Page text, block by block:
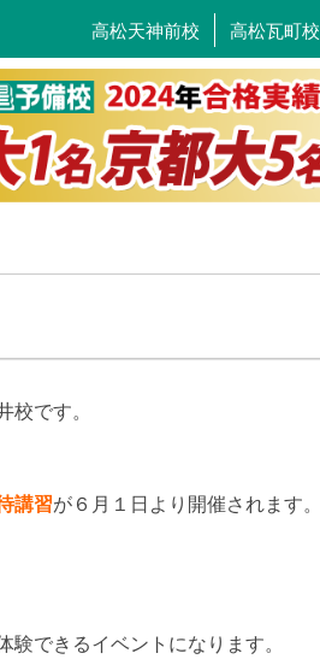
高松瓦町校
高松天神前校
です。
講習が６月１日より開催されます。
験できるイベントになります。